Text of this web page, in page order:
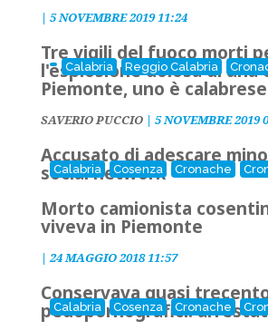
| 5 NOVEMBRE 2019 11:24
Calabria Reggio Calabria
Tre vigili del fuoco morti
l'esplosione dolosa di una
Piemonte, uno è calabrese
SAVERIO PUCCIO| 5 NOVEMBRE 2019
Calabria Cosenza Cronache
Accusato di adescare
social network
Morto camionista
viveva in Piemonte
| 24 MAGGIO 2018 11:57
Calabria Cosenza Cronache
Conservava quasi
pedopornografici: